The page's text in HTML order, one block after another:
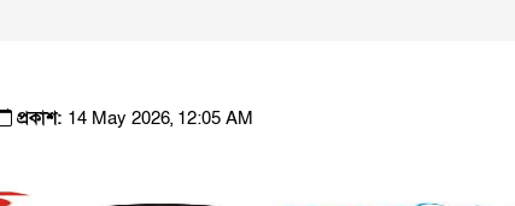
প্রকাশ: 14 May 2026, 12:05 AM